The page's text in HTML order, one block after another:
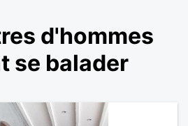
d'hommes
se balader